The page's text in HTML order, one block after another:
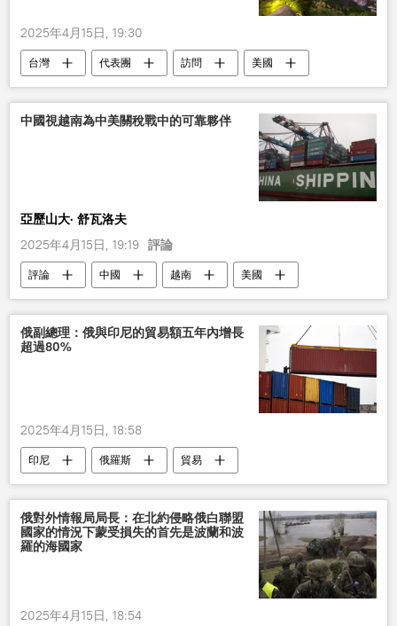
2025年4月15日, 19:30
台灣 代表團 訪問 美國
中國視越南為中美關稅戰中的可靠夥伴
亞歷山大· 舒瓦洛夫
2025年4月15日, 19:19 評論
評論 中國 越南 美國
俄副總理：俄與印尼的貿易額五年內增長
超過80%
2025年4月15日, 18:58
印尼 俄羅斯 貿易
俄對外情報局局長：在北約侵略俄白聯盟
國家的情況下蒙受損失的首先是波蘭和波
羅的海國家
2025年4月15日, 18:54